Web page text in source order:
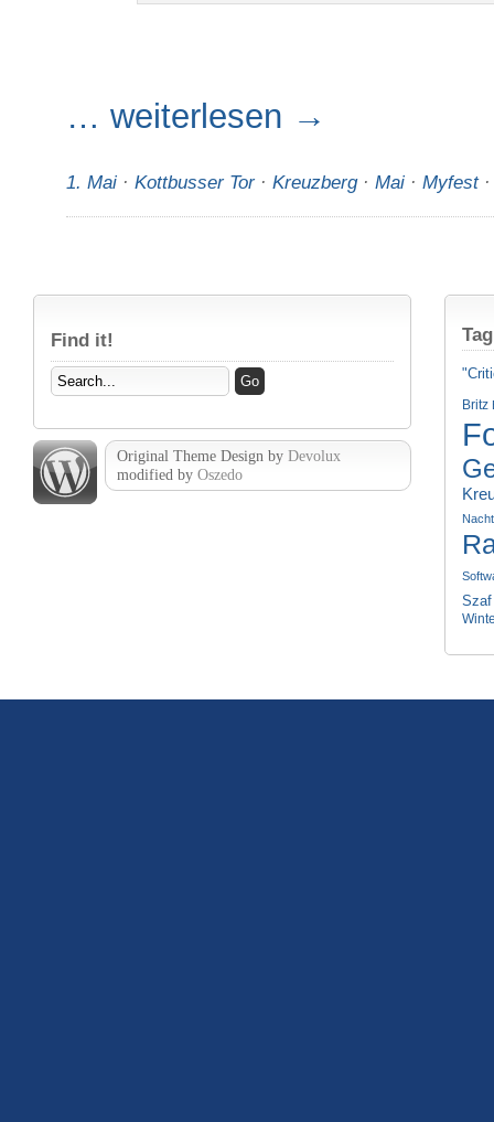
… weiterlesen →
1. Mai · Kottbusser Tor· Kreuzberg· Mai · Myfest
Find it!
Original Theme Design by Devolux
modified by Oszedo
Britz
Szaf